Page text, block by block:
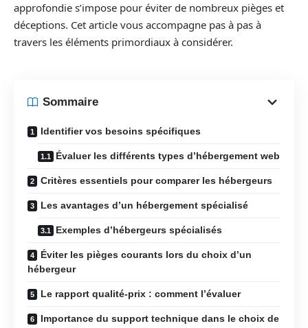
approfondie s’impose pour éviter de nombreux pièges et
déceptions. Cet article vous accompagne pas à pas à
travers les éléments primordiaux à considérer.
Sommaire
Identifier vos besoins spécifiques
Évaluer les différents types d’hébergement web
Critères essentiels pour comparer les hébergeurs
Les avantages d’un hébergement spécialisé
Exemples d’hébergeurs spécialisés
Éviter les pièges courants lors du choix d’un
hébergeur
Le rapport qualité-prix : comment l’évaluer
Importance du support technique dans le choix de